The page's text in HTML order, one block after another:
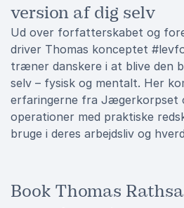
version af dig selv
Ud over forfatterskabet og
driver Thomas konceptet
træner danskere i at blive den
selv – fysisk og mentalt. Her
erfaringerne fra Jægerkorpset
operationer med praktiske
bruge i deres arbejdsliv og
Book Thomas